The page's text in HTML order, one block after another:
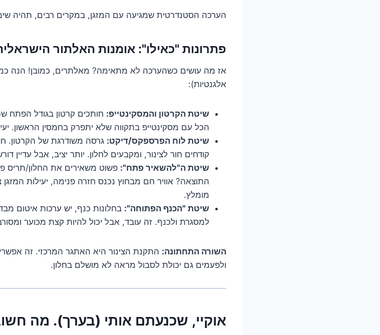
הערכה הסטנדרטית שמגיעה עם המזגן, במקרים רבים, תהיה
פתרונות "כאילו": אומנות האלתור
אז מה עושים כשהערכה לא מתאימה? מאלתרים, כמובן! הנה
אלגנטיות):
שיטת הקרטון והמסקינטייפ: חותכים קרטון בגודל הפתח
הכל עם מסקינטייפ בתקווה שלא יתפרק בחמסין הראשון.
שיטת לוח הפרספקס/דיקט: גרסה משודרגת של הקרטון.
קודחים חור לצינור, ומקבעים לחלון. יותר יציב, אבל עדיין
שיטת ה"להשאיר פתח": פשוט משאירים את החלון/תריס
התוצאה? אוויר חם מבחוץ נכנס חזרה פנימה, יעילות
מומלץ.
שיטת "הכנף הפתוחה": בחלונות כנף, יש ערכות איטום
למסגרת ולכנף. זה עובד, אבל יכול להיות קצת מכוער
השורה התחתונה: התקנת הצינור היא האתגר המרכזי. זה
ולפעמים גם יכולת לסבול מראה לא מושלם בחלון.
אוקיי, שכנעתם אותי (בערך). מה